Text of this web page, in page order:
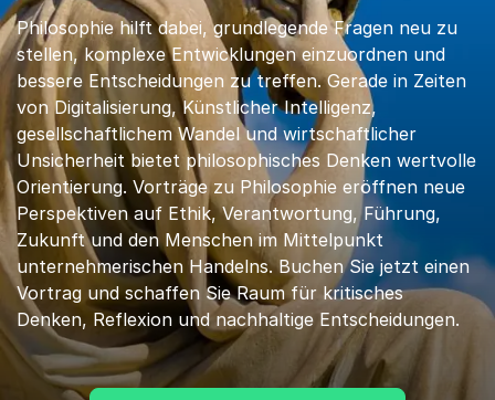
Philosophie hilft dabei, grundlegende Fragen neu zu
stellen, komplexe Entwicklungen einzuordnen und
bessere Entscheidungen zu treffen. Gerade in Zeiten
von Digitalisierung, Künstlicher Intelligenz,
gesellschaftlichem Wandel und wirtschaftlicher
Unsicherheit bietet philosophisches Denken wertvolle
Orientierung. Vorträge zu Philosophie eröffnen neue
Perspektiven auf Ethik, Verantwortung, Führung,
Zukunft und den Menschen im Mittelpunkt
unternehmerischen Handelns. Buchen Sie jetzt einen
Vortrag und schaffen Sie Raum für kritisches
Denken, Reflexion und nachhaltige Entscheidungen.